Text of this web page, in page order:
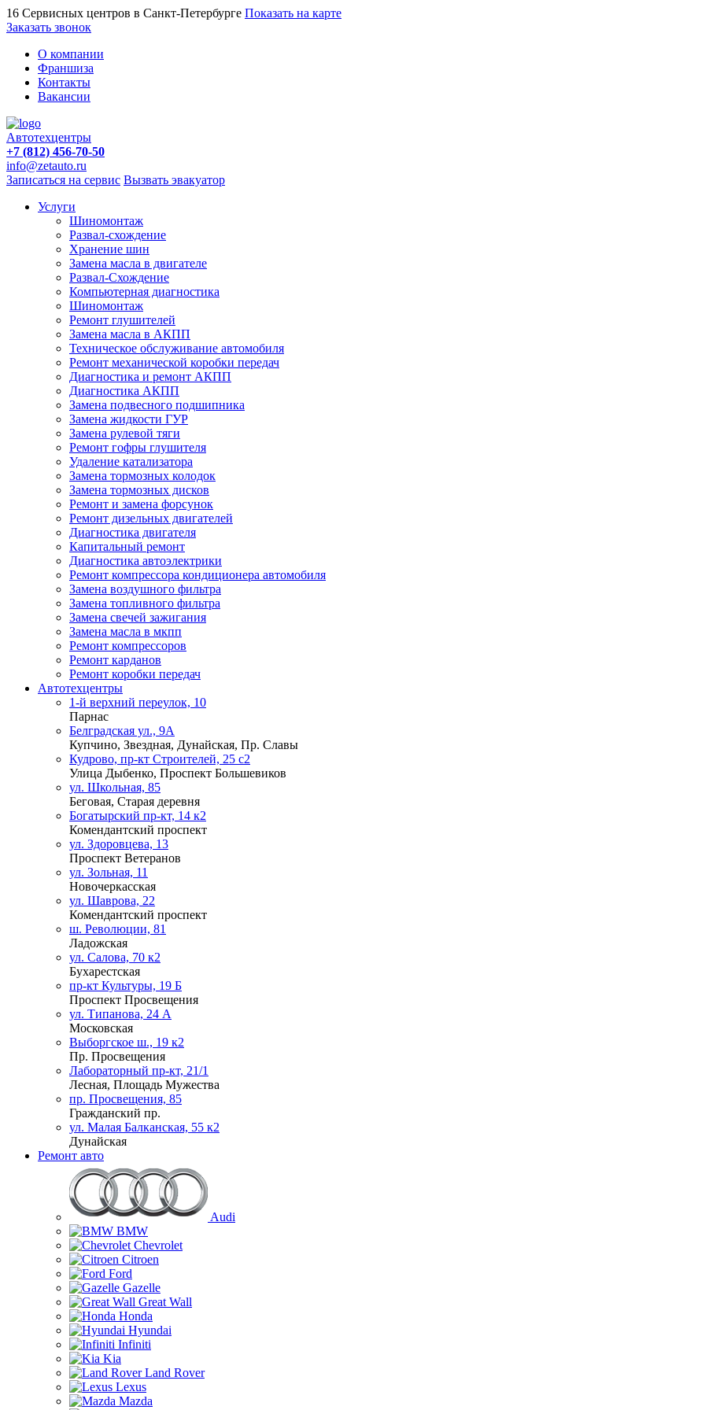
16 Сервисных центров в Санкт-Петербурге Показать на карте
Заказать звонок
О компании
Франшиза
Контакты
Вакансии
Автотехцентры
+7 (812) 456-70-50
info@zetauto.ru
Записаться на сервис Вызвать эвакуатор
Услуги
Шиномонтаж
Развал-схождение
Хранение шин
Замена масла в двигателе
Развал-Схождение
Компьютерная диагностика
Шиномонтаж
Ремонт глушителей
Замена масла в АКПП
Техническое обслуживание автомобиля
Ремонт механической коробки передач
Диагностика и ремонт АКПП
Диагностика АКПП
Замена подвесного подшипника
Замена жидкости ГУР
Замена рулевой тяги
Ремонт гофры глушителя
Удаление катализатора
Замена тормозных колодок
Замена тормозных дисков
Ремонт и замена форсунок
Ремонт дизельных двигателей
Диагностика двигателя
Капитальный ремонт
Диагностика автоэлектрики
Ремонт компрессора кондиционера автомобиля
Замена воздушного фильтра
Замена топливного фильтра
Замена свечей зажигания
Замена масла в мкпп
Ремонт компрессоров
Ремонт карданов
Ремонт коробки передач
Автотехцентры
1-й верхний переулок, 10
Парнас
Белградская ул., 9А
Купчино, Звездная, Дунайская, Пр. Славы
Кудрово, пр-кт Строителей, 25 с2
Улица Дыбенко, Проспект Большевиков
ул. Школьная, 85
Беговая, Старая деревня
Богатырский пр-кт, 14 к2
Комендантский проспект
ул. Здоровцева, 13
Проспект Ветеранов
ул. Зольная, 11
Новочеркасская
ул. Шаврова, 22
Комендантский проспект
ш. Революции, 81
Ладожская
ул. Салова, 70 к2
Бухарестская
пр-кт Культуры, 19 Б
Проспект Просвещения
ул. Типанова, 24 А
Московская
Выборгское ш., 19 к2
Пр. Просвещения
Лабораторный пр-кт, 21/1
Лесная, Площадь Мужества
пр. Просвещения, 85
Гражданский пр.
ул. Малая Балканская, 55 к2
Дунайская
Ремонт авто
Audi
BMW
Chevrolet
Citroen
Ford
Gazelle
Great Wall
Honda
Hyundai
Infiniti
Kia
Land Rover
Lexus
Mazda